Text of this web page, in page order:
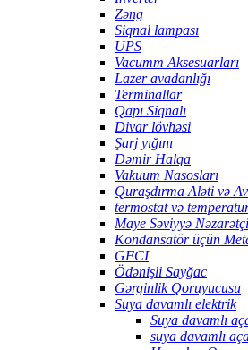
Zəng
Siqnal lampası
UPS
Vacumm Aksesuarları
Lazer avadanlığı
Terminallar
Qapı Siqnalı
Divar lövhəsi
Şarj yığını
Dəmir Halqa
Vakuum Nasosları
Quraşdırma Aləti və
termostat və
Maye Səviyyə
Kondansatör üçün
GFCI
Ödənişli Sayğac
Gərginlik Qoruyucusu
Suya davamlı elektrik
Suya davamlı
suya davamlı